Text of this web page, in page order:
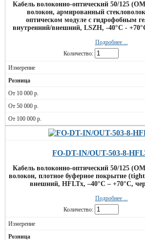
Кабель волоконно-оптический 50/125
волокон, армированный
оптическом модуле с гидрофобным
внутренний/внешний, LSZH, -40°С -
Подробнее ...
Количество:
FO-DT-IN/OUT-503-8-
Кабель волоконно-оптический 50/125
волокон, плотное буферное покрытие
внешний, HFLTx, –40°C – +70°C,
Подробнее ...
Количество: